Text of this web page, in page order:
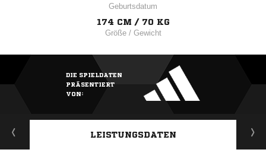
Geburtsdatum
174 CM / 70 KG
Größe / Gewicht
DIE SPIELDATEN
PRÄSENTIERT
VON:
LEISTUNGSDATEN